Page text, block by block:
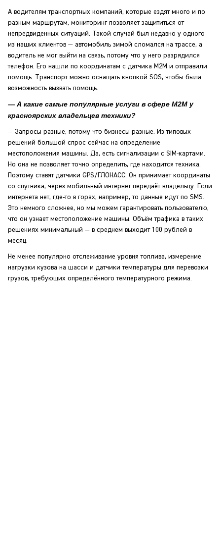
А водителям транспортных компаний, которые ездят много и по
разным маршрутам, мониторинг позволяет защититься от
непредвиденных ситуаций. Такой случай был недавно у одного
из наших клиентов — автомобиль зимой сломался на трассе, а
водитель не мог выйти на связь, потому что у него разрядился
телефон. Его нашли по координатам с датчика M2M и отправили
помощь. Транспорт можно оснащать кнопкой SOS, чтобы была
возможность вызвать помощь.
— А какие самые популярные услуги в сфере M2M у
красноярских владельцев техники?
— Запросы разные, потому что бизнесы разные. Из типовых
решений большой спрос сейчас на определение
местоположения машины. Да, есть сигнализации с SIM-картами.
Но она не позволяет точно определить, где находится техника.
Поэтому ставят датчики GPS/ГЛОНАСС. Он принимает координаты
со спутника, через мобильный интернет передаёт владельцу. Если
интернета нет, где-то в горах, например, то данные идут по SMS.
Это немного сложнее, но мы можем гарантировать пользователю,
что он узнает местоположение машины. Объём трафика в таких
решениях минимальный — в среднем выходит 100 рублей в
месяц.
Не менее популярно отслеживание уровня топлива, измерение
нагрузки кузова на шасси и датчики температуры для перевозки
грузов, требующих определённого температурного режима.